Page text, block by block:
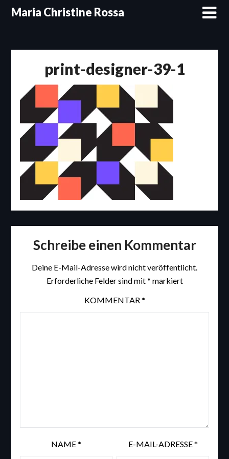
SkipMaria Christine Rossa
print-designer-39-1
Schreibe einen Kommentar
Deine E-Mail-Adresse wird nicht veröffentlicht.
Erforderliche Felder sind mit* markiert
KOMMENTAR*
NAME* E-MAIL-ADRESSE*